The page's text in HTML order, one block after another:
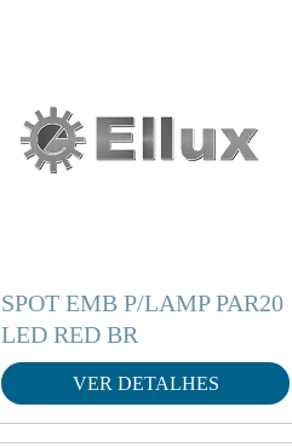
SPOT EMB P/LAMP PAR20
LED RED BR
VER DETALHES